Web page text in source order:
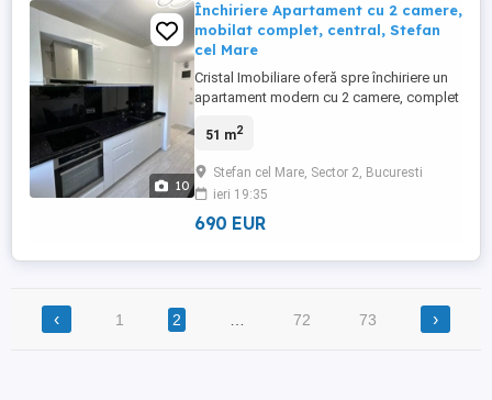
10
Închiriere Apartament cu 2 camere,
mobilat complet, central, Stefan
cel Mare
Cristal Imobiliare oferă spre închiriere un
apartament modern cu 2 camere, complet
cel Mare, într-o locație centrală excelentă.
persoană activă sau un expat în căutarea
unui cămin confortabil, elegant și bine
conectat ...
51 m2
Stefan cel Mare, Sector 2, Bucuresti
ieri 19:35
690 EUR
‹ 1 2 72 73 ›